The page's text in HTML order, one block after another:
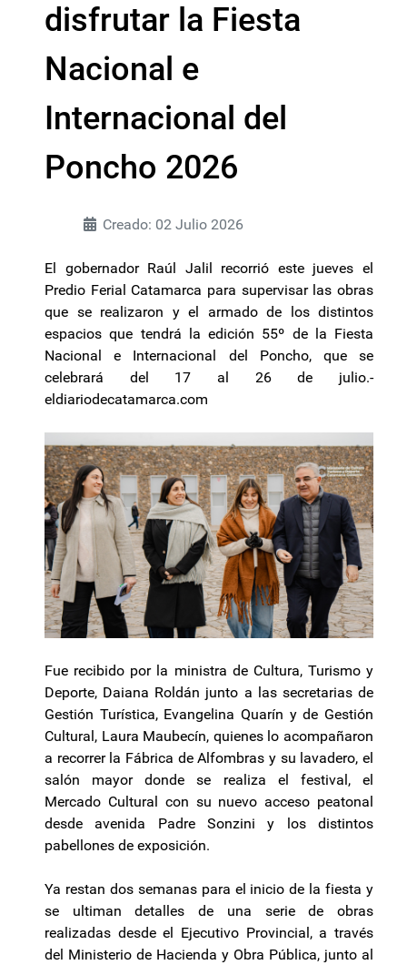
disfrutar la Fiesta
Nacional e
Internacional del
Poncho 2026
Creado: 02 Julio 2026
El gobernador Raúl Jalil recorrió este jueves el
Predio Ferial Catamarca para supervisar las obras
que se realizaron y el armado de los distintos
espacios que tendrá la edición 55º de la Fiesta
Nacional e Internacional del Poncho, que se
celebrará del 17 al 26 de julio.-
eldiariodecatamarca.com
Fue recibido por la ministra de Cultura, Turismo y
Deporte, Daiana Roldán junto a las secretarias de
Gestión Turística, Evangelina Quarín y de Gestión
Cultural, Laura Maubecín, quienes lo acompañaron
a recorrer la Fábrica de Alfombras y su lavadero, el
salón mayor donde se realiza el festival, el
Mercado Cultural con su nuevo acceso peatonal
desde avenida Padre Sonzini y los distintos
pabellones de exposición.
Ya restan dos semanas para el inicio de la fiesta y
se ultiman detalles de una serie de obras
realizadas desde el Ejecutivo Provincial, a través
del Ministerio de Hacienda y Obra Pública, junto al